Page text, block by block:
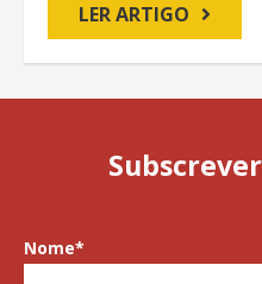
LER ARTIGO
Nome*